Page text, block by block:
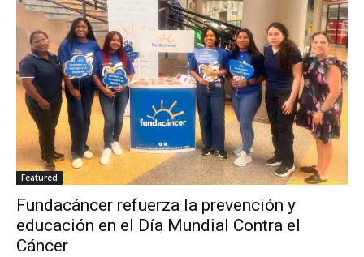
Featured
Fundacáncer refuerza la prevención y
educación en el Día Mundial Contra el
Cáncer